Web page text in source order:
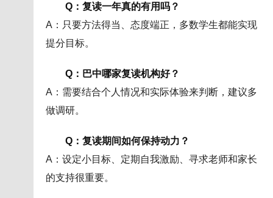
Q：复读一年真的有用吗？
A：只要方法得当、态度端正，多数学生都能实现
提分目标。
Q：巴中哪家复读机构好？
A：需要结合个人情况和实际体验来判断，建议多
做调研。
Q：复读期间如何保持动力？
A：设定小目标、定期自我激励、寻求老师和家长
的支持很重要。